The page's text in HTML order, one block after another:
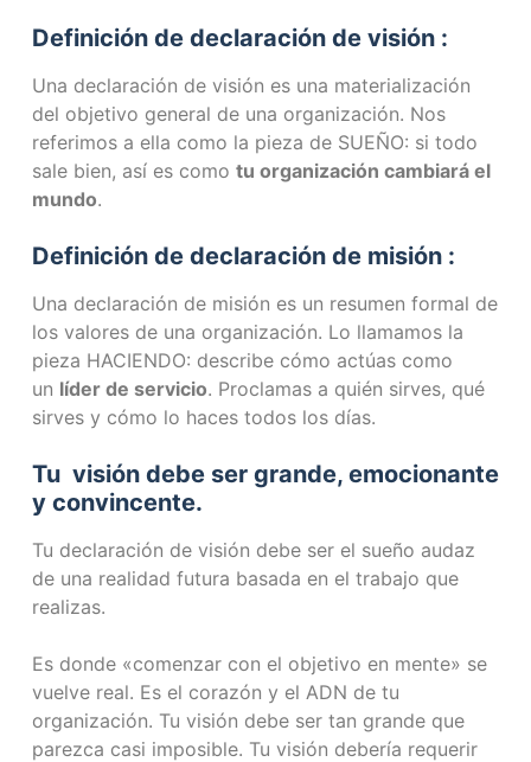
Definición de declaración de visión:
Una declaración de visión es una materialización
del objetivo general de una organización. Nos
referimos a ella como la pieza de SUEÑO: si todo
sale bien, así es como tu organización cambiará el
mundo.
Definición de declaración de misión :
Una declaración de misión es un resumen formal de
los valores de una organización. Lo llamamos la
pieza HACIENDO: describe cómo actúas como
un líder de servicio. Proclamas a quién sirves, qué
sirves y cómo lo haces todos los días.
Tu visióndebe ser grande, emocionante
y convincente.
Tu declaración de visión debe ser el sueño audaz
de una realidad futura basada en el trabajo que
realizas.
Es donde «comenzar con el objetivo en mente» se
vuelve real. Es el corazón y el ADN de tu
organización. Tu visión debe ser tan grande que
parezca casi imposible. Tu visión debería requerir